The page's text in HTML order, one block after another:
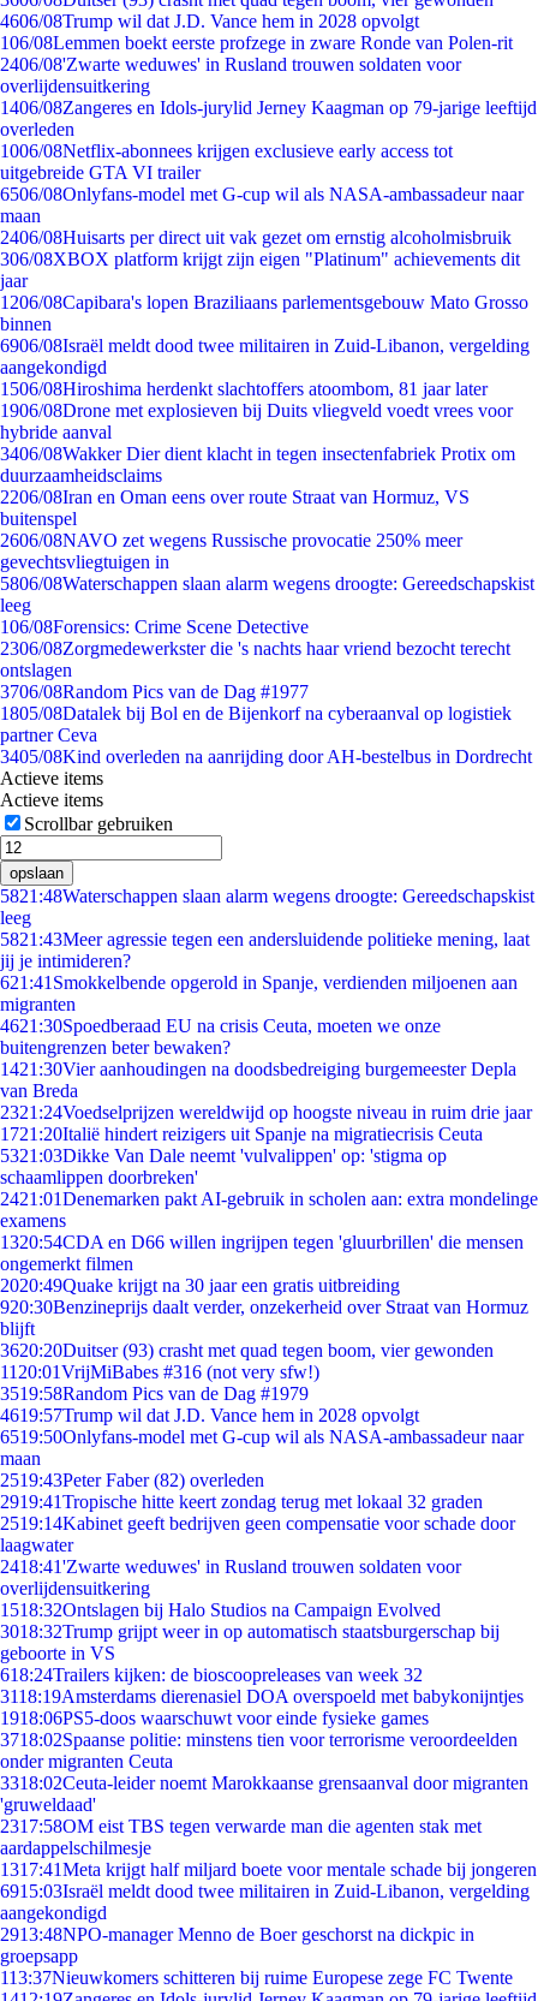
4606/08Trump wil dat J.D. Vance hem in 2028 opvolgt
106/08Lemmen boekt eerste profzege in zware Ronde van Polen-rit
2406/08'Zwarte weduwes' in Rusland trouwen soldaten voor
overlijdensuitkering
1406/08Zangeres en Idols-jurylid Jerney Kaagman op 79-jarige leeftijd
overleden
1006/08Netflix-abonnees krijgen exclusieve early access tot
uitgebreide GTA VI trailer
6506/08Onlyfans-model met G-cup wil als NASA-ambassadeur naar
maan
2406/08Huisarts per direct uit vak gezet om ernstig alcoholmisbruik
306/08XBOX platform krijgt zijn eigen "Platinum" achievements dit
jaar
1206/08Capibara's lopen Braziliaans parlementsgebouw Mato Grosso
binnen
6906/08Israël meldt dood twee militairen in Zuid-Libanon, vergelding
aangekondigd
1506/08Hiroshima herdenkt slachtoffers atoombom, 81 jaar later
1906/08Drone met explosieven bij Duits vliegveld voedt vrees voor
hybride aanval
3406/08Wakker Dier dient klacht in tegen insectenfabriek Protix om
duurzaamheidsclaims
2206/08Iran en Oman eens over route Straat van Hormuz, VS
buitenspel
2606/08NAVO zet wegens Russische provocatie 250% meer
gevechtsvliegtuigen in
5806/08Waterschappen slaan alarm wegens droogte: Gereedschapskist
leeg
106/08Forensics: Crime Scene Detective
2306/08Zorgmedewerkster die 's nachts haar vriend bezocht terecht
ontslagen
3706/08Random Pics van de Dag #1977
1805/08Datalek bij Bol en de Bijenkorf na cyberaanval op logistiek
partner Ceva
3405/08Kind overleden na aanrijding door AH-bestelbus in Dordrecht
Actieve items
Actieve items
Scrollbar gebruiken
opslaan
5821:48Waterschappen slaan alarm wegens droogte: Gereedschapskist
leeg
5821:43Meer agressie tegen een andersluidende politieke mening, laat
jij je intimideren?
621:41 Smokkelbende opgerold in Spanje, verdienden miljoenen aan
migranten
4621:30Spoedberaad EU na crisis Ceuta, moeten we onze
buitengrenzen beter bewaken?
1421:30Vier aanhoudingen na doodsbedreiging burgemeester Depla
van Breda
2321:24Voedselprijzen wereldwijd op hoogste niveau in ruim drie jaar
1721:20Italië hindert reizigers uit Spanje na migratiecrisis Ceuta
5321:03Dikke Van Dale neemt 'vulvalippen' op: 'stigma op
schaamlippen doorbreken'
2421:01Denemarken pakt AI-gebruik in scholen aan: extra mondelinge
examens
1320:54CDA en D66 willen ingrijpen tegen 'gluurbrillen' die mensen
ongemerkt filmen
2020:49Quake krijgt na 30 jaar een gratis uitbreiding
920:30Benzineprijs daalt verder, onzekerheid over Straat van Hormuz
blijft
3620:20Duitser (93) crasht met quad tegen boom, vier gewonden
11 20:01VrijMiBabes #316 (not very sfw!)
3519:58Random Pics van de Dag #1979
4619:57Trump wil dat J.D. Vance hem in 2028 opvolgt
6519:50Onlyfans-model met G-cup wil als NASA-ambassadeur naar
maan
2519:43Peter Faber (82) overleden
2919:41Tropische hitte keert zondag terug met lokaal 32 graden
2519:14Kabinet geeft bedrijven geen compensatie voor schade door
laagwater
2418:41'Zwarte weduwes' in Rusland trouwen soldaten voor
overlijdensuitkering
1518:32Ontslagen bij Halo Studios na Campaign Evolved
3018:32Trump grijpt weer in op automatisch staatsburgerschap bij
geboorte in VS
618:24Trailers kijken: de bioscoopreleases van week 32
3118:19Amsterdams dierenasiel DOA overspoeld met babykonijntjes
1918:06PS5-doos waarschuwt voor einde fysieke games
3718:02Spaanse politie: minstens tien voor terrorisme veroordeelden
onder migranten Ceuta
3318:02Ceuta-leider noemt Marokkaanse grensaanval door migranten
'gruweldaad'
2317:58OM eist TBS tegen verwarde man die agenten stak met
aardappelschilmesje
1317:41Meta krijgt half miljard boete voor mentale schade bij jongeren
6915:03Israël meldt dood twee militairen in Zuid-Libanon, vergelding
aangekondigd
2913:48NPO-manager Menno de Boer geschorst na dickpic in
groepsapp
113:37Nieuwkomers schitteren bij ruime Europese zege FC Twente